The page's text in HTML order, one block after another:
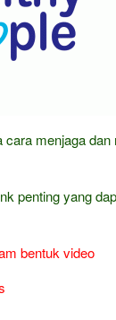
menjaga
penting yang
bentuk video